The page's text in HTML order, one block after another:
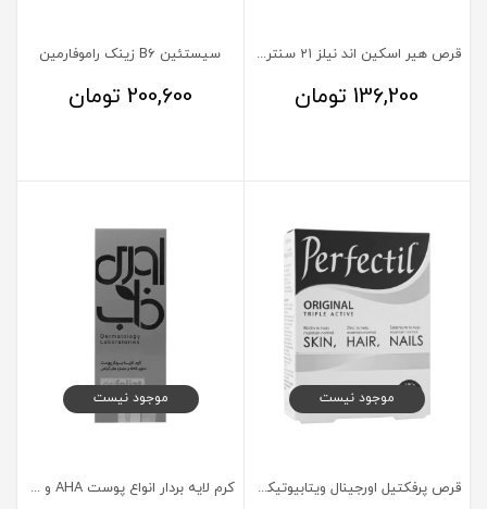
قرص هیر اسکین اند نیلز ۲۱ سنتری 50 عدد
136,200 تومان
سیستئین B6 زینک راموفارمین
200,600 تومان
موجود نیست
قرص پرفکتیل اورجینال ویتابیوتیکس
موجود نیست
کرم لایه بردار انواع پوست AHA و عصاره گیاهی Orifoliat اوری فاب